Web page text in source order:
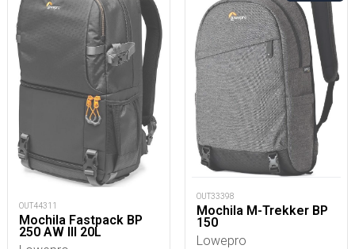
OUT44311
Mochila Fastpack BP
250 AW III 20L
OUT33398
Mochila M-Trekker BP
150
Lowepro